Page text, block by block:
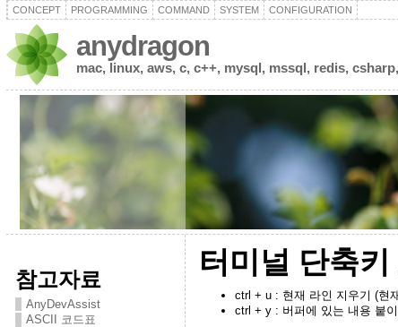
CONCEPT PROGRAMMING COMMAND SYSTEM CONFIGURATION
anydragon
mac, linux, aws, c, c++, mysql, mssql, redis,
참고자료
AnyDevAssist
ASCII 코드표
터미널 단축
ctrl + u : 현재 라인 지우기 (현
ctrl + y : 버퍼에 있는 내용 붙